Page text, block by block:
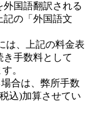
国語翻訳される
記の「外国語文
は、上記の料金表
手数料として
。
合は、弊所手数
込)加算させてい